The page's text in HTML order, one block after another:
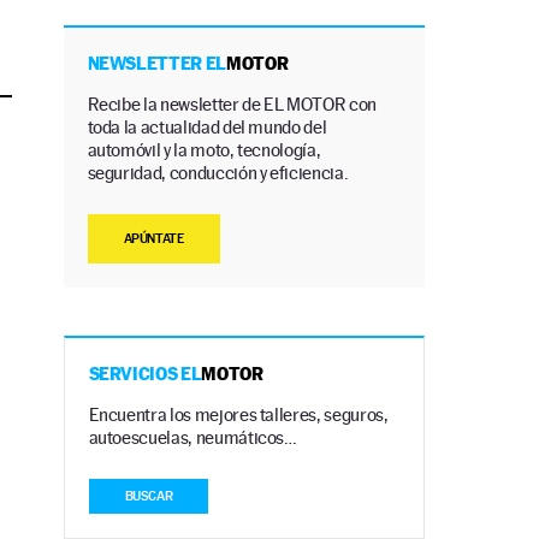
NEWSLETTER ELMOTOR
Recibe la newsletter de EL MOTOR con
toda la actualidad del mundo del
automóvil y la moto, tecnología,
seguridad, conducción y eficiencia.
APÚNTATE
SERVICIOS ELMOTOR
Encuentra los mejores talleres, seguros,
autoescuelas, neumáticos…
BUSCAR